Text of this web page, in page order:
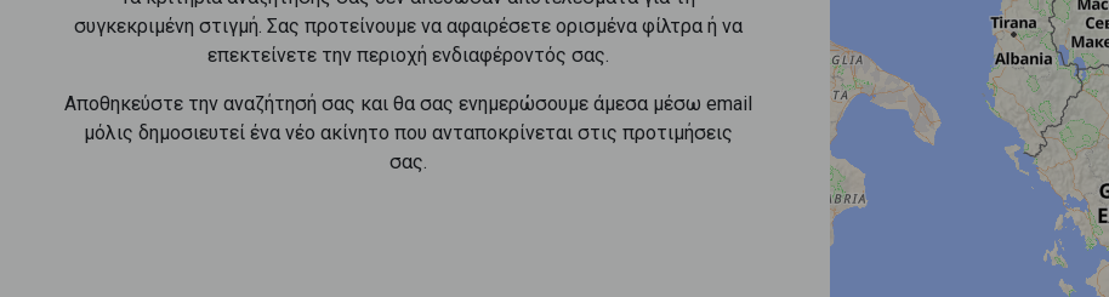
συγκεκριμένη στιγμή. Σας προτείνουμε να αφαιρέσετε ορισμένα φίλτρα ή να
επεκτείνετε την περιοχή ενδιαφέροντός σας.
Αποθηκεύστε την αναζήτησή σας και θα σας ενημερώσουμε άμεσα μέσω email
μόλις δημοσιευτεί ένα νέο ακίνητο που ανταποκρίνεται στις προτιμήσεις
σας.